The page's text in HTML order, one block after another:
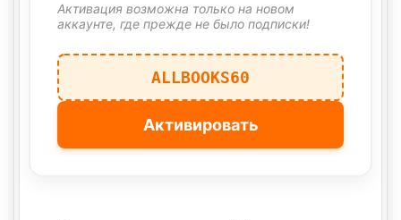
Активация возможна только на новом
аккаунте, где прежде не было подписки!
ALLBOOKS60
Активировать